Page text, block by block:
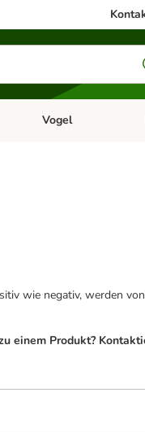
Zubehör
öffnen: Kleintier
Kategorie-Menü
Vogel
wie negativ, werden
einem Produkt?